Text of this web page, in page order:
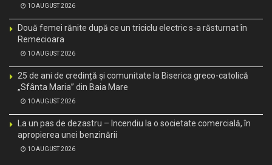
10 AUGUST 2026
Două femei rănite după ce un triciclu electric s-a răsturnat în
Remecioara
10 AUGUST 2026
25 de ani de credință și comunitate la Biserica greco-catolică
„Sfânta Maria” din Baia Mare
10 AUGUST 2026
La un pas de dezastru – Incendiu la o societate comercială, în
apropierea unei benzinării
10 AUGUST 2026